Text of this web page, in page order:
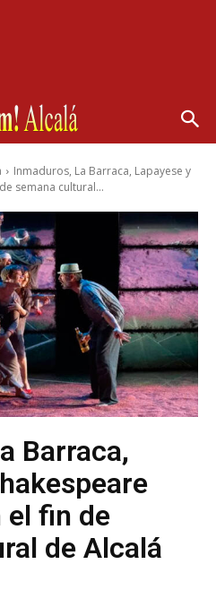
Inmaduros, La Barraca, Lapayese y
semana cultural...
Barraca,
el fin de
de Alcalá